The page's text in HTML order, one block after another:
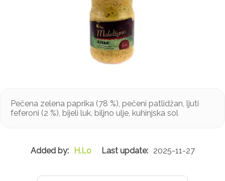
Pečena zelena paprika (78 %), pečeni patlidžan, ljuti
feferoni (2 %), bijeli luk, biljno ulje, kuhinjska sol
H.Lo 2025-11-27